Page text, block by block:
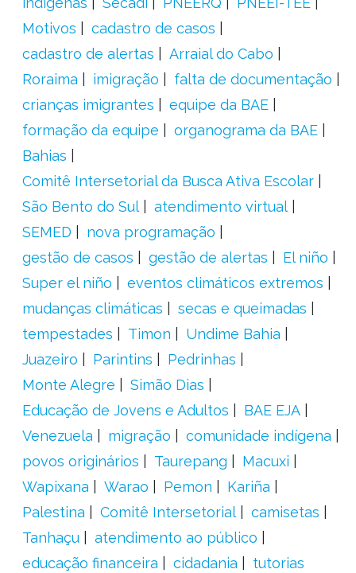
Motivos
cadastro de casos
cadastro de alertas
Arraial do Cabo
Roraima
imigração
falta de documentação
crianças imigrantes
equipe da BAE
formação da equipe
organograma da BAE
Bahias
Comitê Intersetorial da Busca Ativa Escolar
São Bento do Sul
atendimento virtual
SEMED
nova programação
gestão de casos
gestão de alertas
El niño
Super el niño
eventos climáticos extremos
mudanças climáticas
secas e queimadas
tempestades
Timon
Undime Bahia
Juazeiro
Parintins
Pedrinhas
Monte Alegre
Simão Dias
Educação de Jovens e Adultos
BAE EJA
Venezuela
migração
comunidade indígena
povos originários
Taurepang
Macuxi
Wapixana
Warao Pemon
Kariña
Palestina
Comitê Intersetorial
camisetas
Tanhaçu
atendimento ao público
educação financeira
cidadania tutorias